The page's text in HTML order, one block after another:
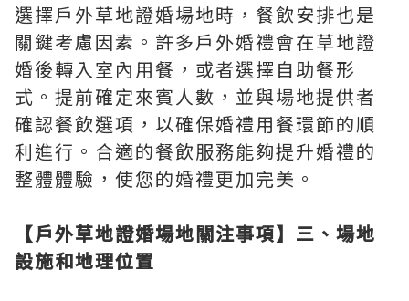
選擇戶外草地證婚場地時，餐飲安排也是
關鍵考慮因素。許多戶外婚禮會在草地證
婚後轉入室內用餐，或者選擇自助餐形
式。提前確定來賓人數，並與場地提供者
確認餐飲選項，以確保婚禮用餐環節的順
利進行。合適的餐飲服務能夠提升婚禮的
整體體驗，使您的婚禮更加完美。
【戶外草地證婚場地關注事項】三、場地
設施和地理位置